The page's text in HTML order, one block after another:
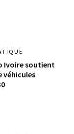
Ivoire soutient
véhicules